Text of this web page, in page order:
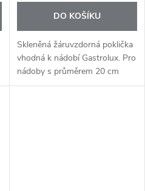
DO KOŠÍKU
Skleněná žáruvzdorná poklička
vhodná k nádobí Gastrolux. Pro
nádoby s průměrem 20 cm